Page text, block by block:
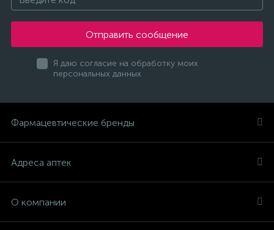
Отправить сообщение
Я даю согласие на обработку моих
персональных данных
Фармацевтические бренды
Адреса аптек
О компании